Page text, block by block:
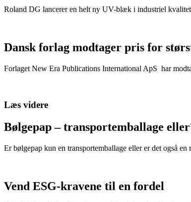
Roland DG lancerer en helt ny UV-blæk i industriel
Dansk forlag modtager pris for
Forlaget New Era Publications International ApS har
Læs videre
Bølgepap – transportemballage
Er bølgepap kun en transportemballage eller er det også en
Vend ESG-kravene til en fordel